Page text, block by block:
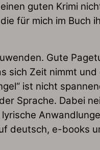
guten Krimi
für mich im Buch
Gute
sich Zeit nimmt
ist nicht
Sprache. Dabei
deutsch, e-books